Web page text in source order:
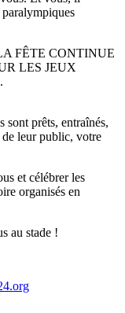
FÊTE CONTINUE
LES JEUX
sont prêts, entraînés,
leur public, votre
et célébrer les
organisés en
au stade !